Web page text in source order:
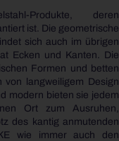
Produkte, deren
ist. Die geometrische
sich auch im übrigen
Ecken und Kanten. Die
Formen und betten
langweiligem Design
modern bieten sie jedem
Ort zum Ausruhen,
des kantig anmutenden
wie immer auch den